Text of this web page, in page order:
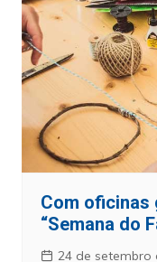
Com oficinas
“Semana do
24 de setembro